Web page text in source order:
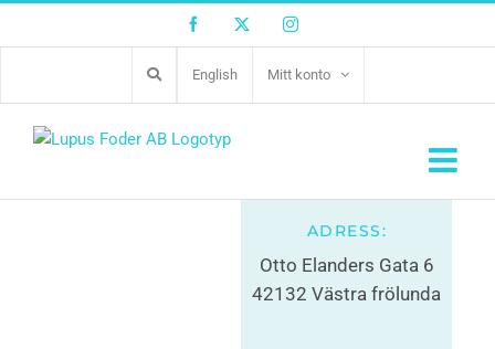
Facebook Twitter Instagram
English Mitt konto
Zoo.se, Högsbo
ADRESS:
Otto Elanders Gata 6
42132 Västra frölunda